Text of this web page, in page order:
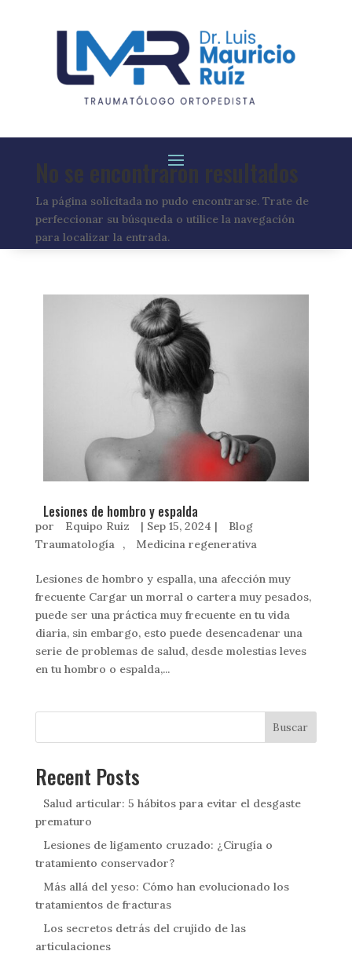
No se encontraron resultados
La página solicitada no pudo encontrarse. Trate de
perfeccionar su búsqueda o utilice la navegación
para localizar la entrada.
Lesiones de hombro y espalda
por Equipo Ruiz | Sep 15, 2024 |
Blog
Traumatología
, Medicina regenerativa
Lesiones de hombro y espalla, una afección muy
frecuente Cargar un morral o cartera muy pesados,
puede ser una práctica muy frecuente en tu vida
diaria, sin embargo, esto puede desencadenar una
serie de problemas de salud, desde molestias leves
en tu hombro o espalda,...
Buscar
Recent Posts
Salud articular: 5 hábitos para evitar el desgaste
prematuro
Lesiones de ligamento cruzado: ¿Cirugía o
tratamiento conservador?
Más allá del yeso: Cómo han evolucionado los
tratamientos de fracturas
Los secretos detrás del crujido de las
articulaciones